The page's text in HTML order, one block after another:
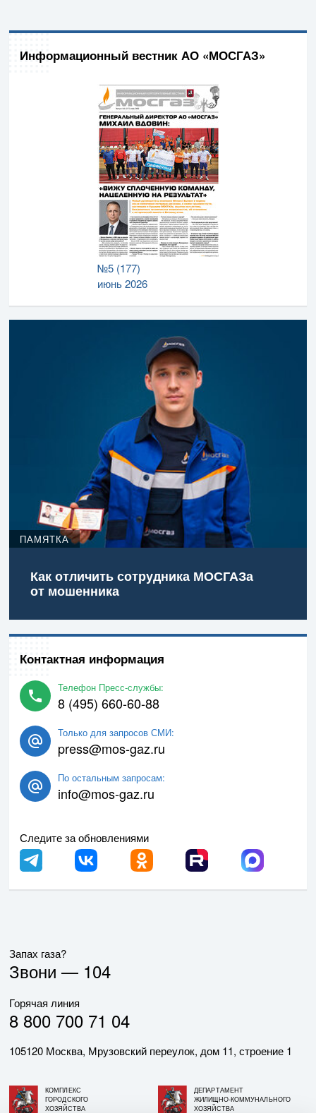
Информационный вестник АО «МОСГАЗ»
№5 (177)
июнь 2026
ПАМЯТКА
Как отличить сотрудника МОСГАЗа
от мошенника
Контактная информация
Телефон Пресс-службы:
8 (495) 660-60-88
Только для запросов СМИ:
press@mos-gaz.ru
По остальным запросам:
info@mos-gaz.ru
Следите за обновлениями
Запах газа?
Звони — 104
Горячая линия
8 800 700 71 04
105120 Москва, Мрузовский переулок, дом 11, строение 1
КОМПЛЕКС
ГОРОДСКОГО
ХОЗЯЙСТВА
ДЕПАРТАМЕНТ
ЖИЛИЩНО-КОММУНАЛЬНОГО
ХОЗЯЙСТВА